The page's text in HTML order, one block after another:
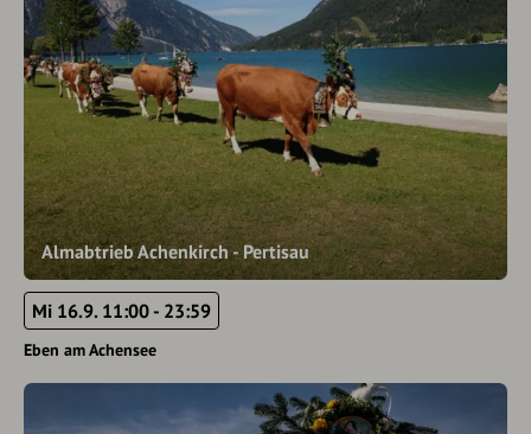
Almabtrieb Achenkirch - Pertisau
Mi 16.9. 11:00 - 23:59
Eben am Achensee